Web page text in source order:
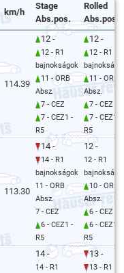
km/h
Stage
Abs.pos.
Rolled
Abs.pos.
114.39
12 -
12 - R1
bajnokságok
11 - ORB
Absz.
7 - CEZ
7 - CEZ1 -
R5
12 -
12 - R1
11 - ORB
Absz.
7 - CEZ
7 - CEZ1 -
R5
113.30
14 -
14 - R1
bajnokságok
11 - ORB
Absz.
7 - CEZ
6 - CEZ1 -
R5
12 -
12 - R1
10 - ORB
Absz.
6 - CEZ
6 - CEZ1 -
R5
14 -
14 - R1
13 -
13 - R1